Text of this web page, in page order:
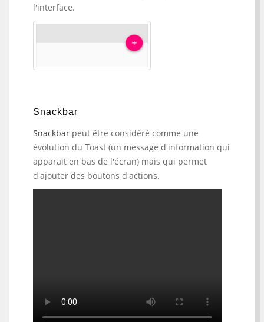
l'interface.
Snackbar
Snackbar peut être considéré comme une
évolution du Toast (un message d'information qui
apparait en bas de l'écran) mais qui permet
d'ajouter des boutons d'actions.